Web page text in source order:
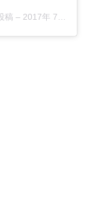
稿 – 2017年 7月月21日午前7時34分PDT